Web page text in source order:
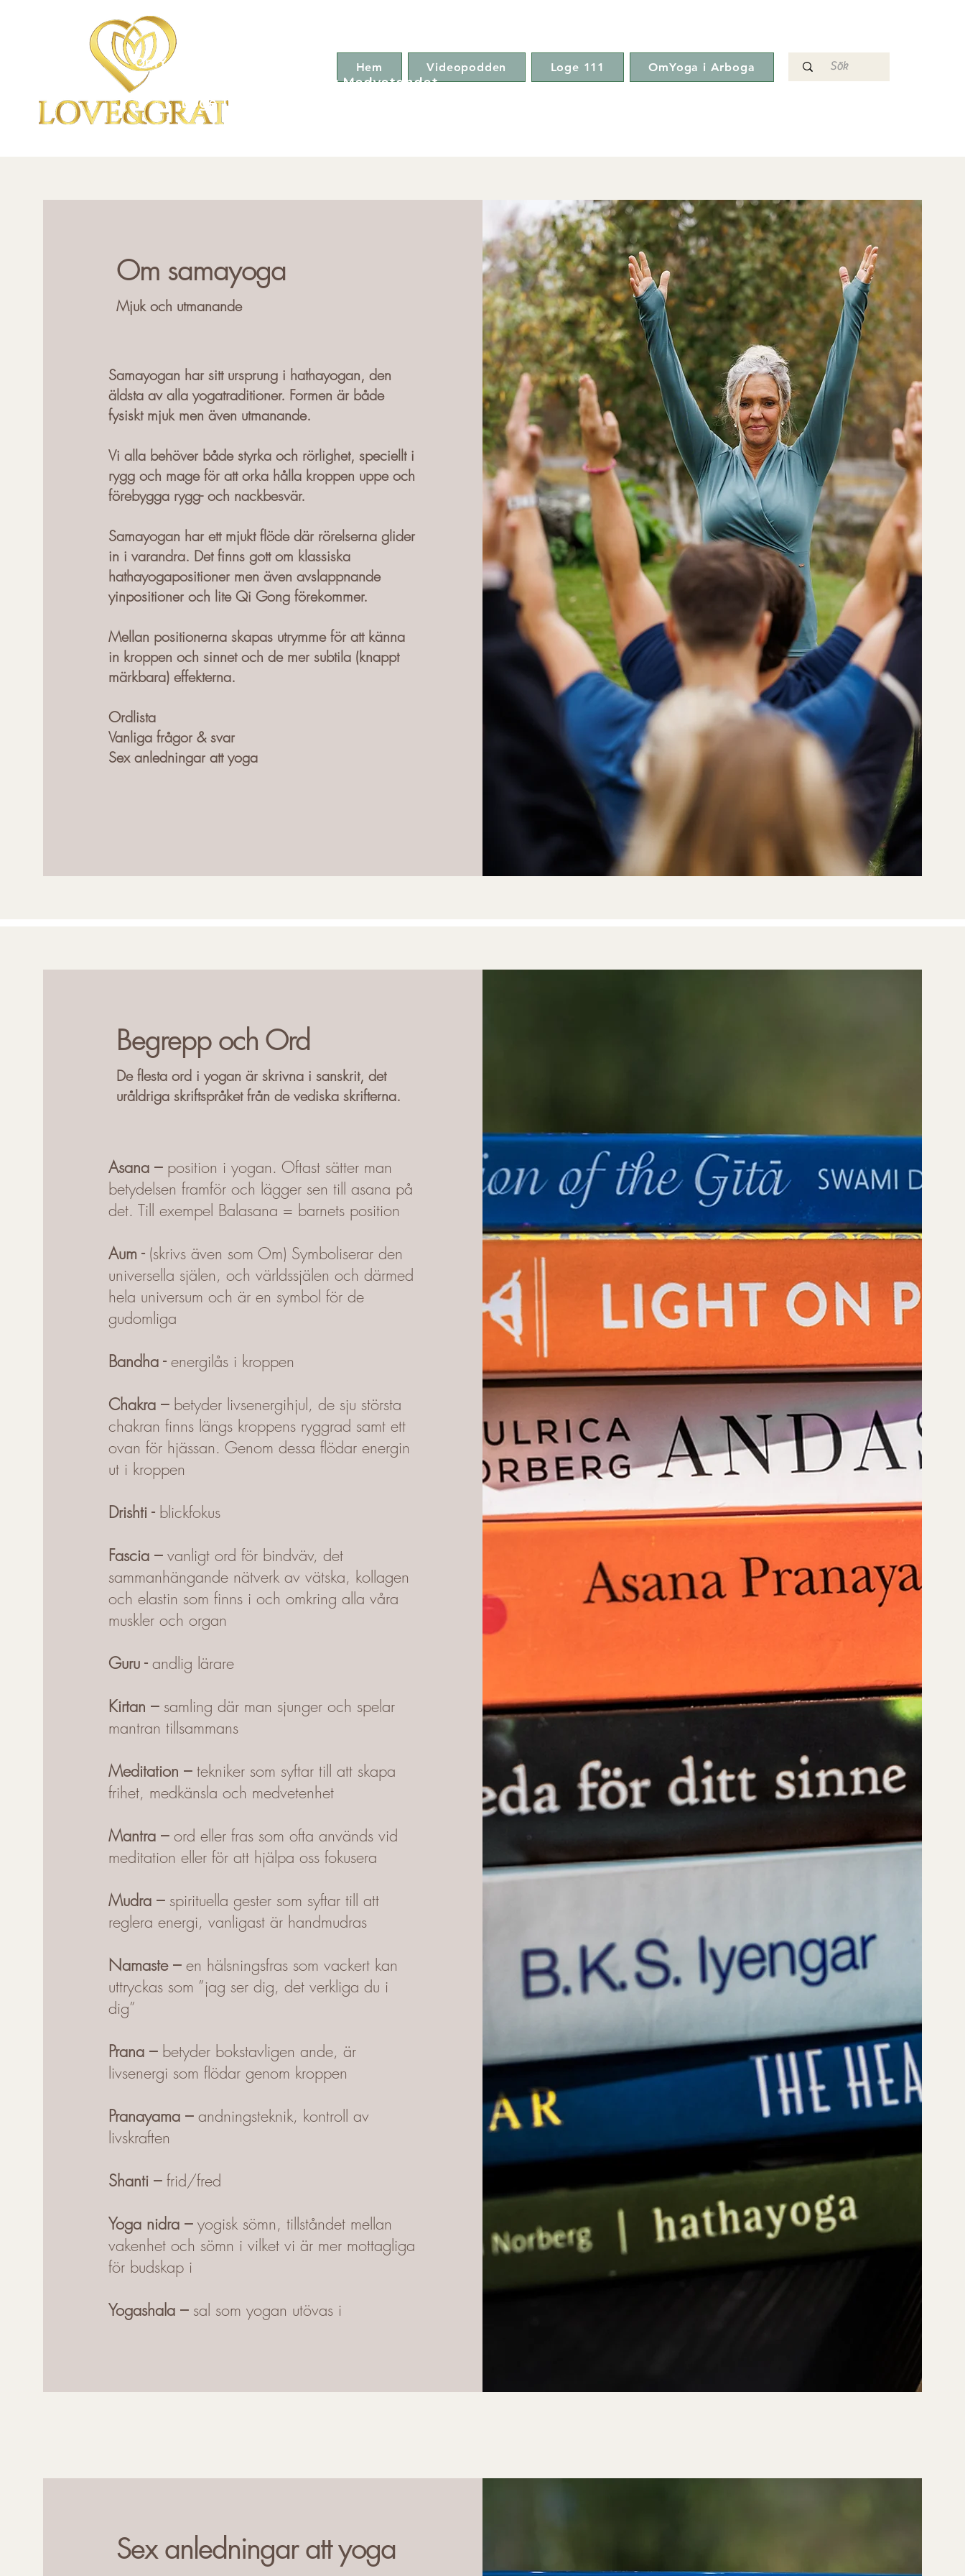
Hem Videopodden Loge 111 OmYoga i Arboga
OmYoga i Arboga &
Kampen om det Mänskliga Medvetandet
Loge 111
Om samayoga
Mjuk och utmanande
Samayogan har sitt ursprung i hathayogan, den
äldsta av alla yogatraditioner. Formen är både
fysiskt mjuk men även utmanande.
Vi alla behöver både styrka och rörlighet, speciellt i
rygg och mage för att orka hålla kroppen uppe och
förebygga rygg- och nackbesvär.
Samayogan har ett mjukt flöde där rörelserna glider
in i varandra. Det finns gott om klassiska
hathayogapositioner men även avslappnande
yinpositioner och lite Qi Gong förekommer.
Mellan positionerna skapas utrymme för att känna
in kroppen och sinnet och de mer subtila (knappt
märkbara) effekterna.
Ordlista
Vanliga frågor & svar
Sex anledningar att yoga
Begrepp och Ord
De flesta ord i yogan är skrivna i sanskrit, det
uråldriga skriftspråket från de vediska skrifterna.
Asana –position i yogan. Oftast sätter man
betydelsen framför och lägger sen till asana på
det. Till exempel Balasana = barnets position
Aum -(skrivs även som Om) Symboliserar den
universella själen, och världssjälen och därmed
hela universum och är en symbol för de
gudomliga
Bandha -energilås i kroppen
Chakra –betyder livsenergihjul, de sju största
chakran finns längs kroppens ryggrad samt ett
ovan för hjässan. Genom dessa flödar energin
ut i kroppen
Drishti - blickfokus
Fascia –vanligt ord för bindväv, det
sammanhängande nätverk av vätska, kollagen
och elastin som finns i och omkring alla våra
muskler och organ
Guru -andlig lärare
Kirtan – samling där man sjunger och spelar
mantran tillsammans
Meditation –tekniker som syftar till att skapa
frihet, medkänsla och medvetenhet
Mantra –ord eller fras som ofta används vid
meditation eller för att hjälpa oss fokusera
Mudra –spirituella gester som syftar till att
reglera energi, vanligast är handmudras
Namaste –en hälsningsfras som vackert kan
uttryckas som ”jag ser dig, det verkliga du i
dig”
Prana –betyder bokstavligen ande, är
livsenergi som flödar genom kroppen
Pranayama –andningsteknik, kontroll av
livskraften
Shanti –frid/fred
Yoga nidra –yogisk sömn, tillståndet mellan
vakenhet och sömn i vilket vi är mer mottagliga
för budskap i
Yogashala – sal som yogan utövas i
Sex anledningar att yoga